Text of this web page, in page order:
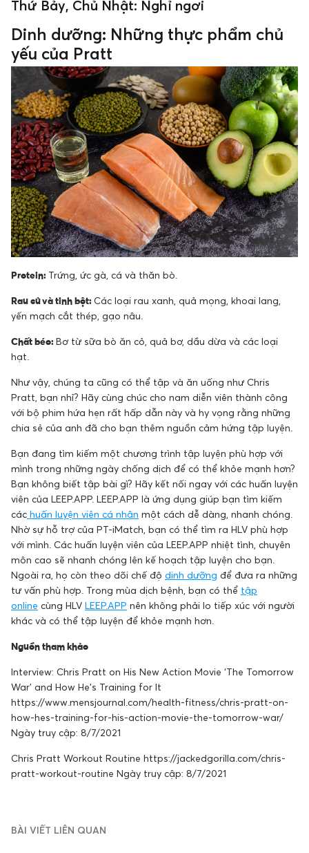
Thứ Bảy, Chủ Nhật: Nghỉ ngơi
Dinh dưỡng: Những thực phẩm chủ
yếu của Pratt
Protein: Trứng, ức gà, cá và thăn bò.
Rau củ và tinh bột: Các loại rau xanh, quả mọng, khoai lang,
yến mạch cắt thép, gạo nâu.
Chất béo:Bơ từ sữa bò ăn cỏ, quả bơ, dầu dừa và các loại
hạt.
Như vậy, chúng ta cũng có thể tập và ăn uống như Chris
Pratt, bạn nhỉ? Hãy cùng chúc cho nam diễn viên thành công
với bộ phim hứa hẹn rất hấp dẫn này và hy vọng rằng những
chia sẻ của anh đã cho bạn thêm nguồn cảm hứng tập luyện.
Bạn đang tìm kiếm một chương trình tập luyện phù hợp với
mình trong những ngày chống dịch để có thể khỏe mạnh hơn?
Bạn không biết tập bài gì? Hãy kết nối ngay với các huấn luyện
viên của LEEP.APP. LEEP.APP là ứng dụng giúp bạn tìm kiếm
các huấn luyện viên cá nhân một cách dễ dàng, nhanh chóng.
Nhờ sự hỗ trợ của PT-iMatch, bạn có thể tìm ra HLV phù hợp
với mình. Các huấn luyện viên của LEEP.APP nhiệt tình, chuyên
môn cao sẽ nhanh chóng lên kế hoạch tập luyện cho bạn.
Ngoài ra, họ còn theo dõi chế độ dinh dưỡng để đưa ra những
tư vấn phù hợp. Trong mùa dịch bệnh, bạn có thể tập
online cùng HLV LEEP.APP nên không phải lo tiếp xúc với người
khác và có thể tập luyện để khỏe mạnh hơn.
Nguồn tham khảo
Interview: Chris Pratt on His New Action Movie ‘The Tomorrow
War’ and How He’s Training for It
https://www.mensjournal.com/health-fitness/chris-pratt-on-
how-hes-training-for-his-action-movie-the-tomorrow-war/
Ngày truy cập: 8/7/2021
Chris Pratt Workout Routine https://jackedgorilla.com/chris-
pratt-workout-routine Ngày truy cập: 8/7/2021
BÀI VIẾT LIÊN QUAN